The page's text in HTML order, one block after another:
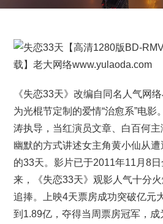
《失恋33天》改编自同名人气网
为光棍节定制的爱情“治愈系”电影
涛执导，当红演员文章、白百何
幽默的方式讲述女主角黄小仙从
的33天。影片已于2011年11月8
来，《失恋33天》观影人气十分
追捧。上映4天票房成功突破亿元
到1.89亿，夺得当周票房冠军，